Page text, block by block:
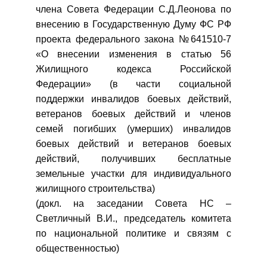
члена Совета Федерации С.Д.Леонова по
внесению в Государственную Думу ФС РФ
проекта федерального закона №641510-7
«О внесении изменения в статью 56
Жилищного кодекса Российской
Федерации» (в части социальной
поддержки инвалидов боевых действий,
ветеранов боевых действий и членов
семей погибших (умерших) инвалидов
боевых действий и ветеранов боевых
действий, получивших бесплатные
земельные участки для индивидуального
жилищного строительства)
(докл. на заседании Совета НС –
Светличный В.И., председатель комитета
по национальной политике и связям с
общественностью)